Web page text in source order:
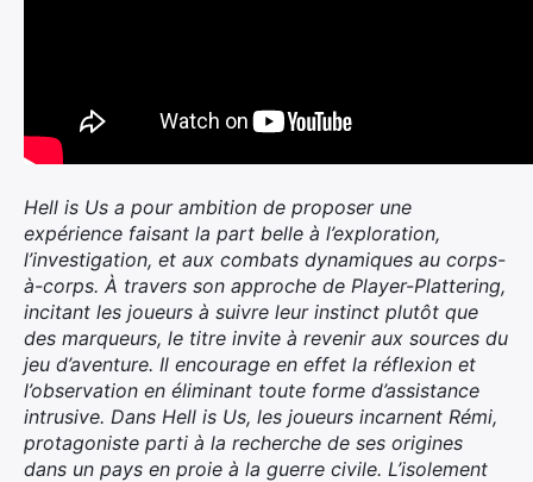
Hell is Us a pour ambition de proposer une
expérience faisant la part belle à l’exploration,
l’investigation, et aux combats dynamiques au corps-
à-corps. À travers son approche de Player-Plattering,
incitant les joueurs à suivre leur instinct plutôt que
des marqueurs, le titre invite à revenir aux sources du
jeu d’aventure. Il encourage en effet la réflexion et
l’observation en éliminant toute forme d’assistance
intrusive. Dans Hell is Us, les joueurs incarnent Rémi,
protagoniste parti à la recherche de ses origines
dans un pays en proie à la guerre civile. L’isolement